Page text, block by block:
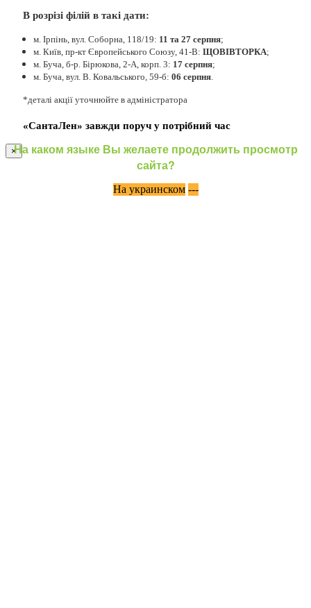
В розрізі філій в такі дати:
м. Ірпінь, вул. Соборна, 118/19: 11 та 27 серпня;
м. Київ, пр-кт Європейського Союзу, 41-В: ЩОВІВТОРКА;
м. Буча, б-р. Бірюкова, 2-А, корп. 3: 17 серпня;
м. Буча, вул. В. Ковальського, 59-б: 06 серпня.
*деталі акції уточнюйте в адміністратора
«СантаЛен» завжди поруч у потрібний час
×На каком языке Вы желаете продолжить просмотр
сайта?
На украинском ---